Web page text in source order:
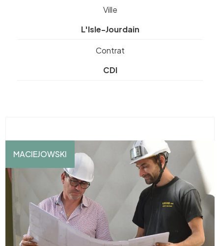
Ville
L'Isle-Jourdain
Contrat
CDI
MACIEJOWSKI